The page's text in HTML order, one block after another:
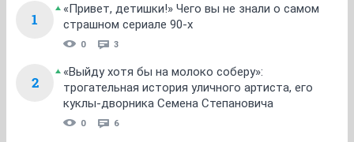
1
«Привет, детишки!» Чего вы не знали о самом
страшном сериале 90-х
0 3
2
«Выйду хотя бы на молоко соберу»:
трогательная история уличного артиста, его
куклы-дворника Семена Степановича
0 6